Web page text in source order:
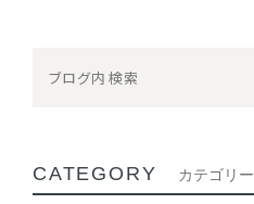
CATEGORY カテゴリー